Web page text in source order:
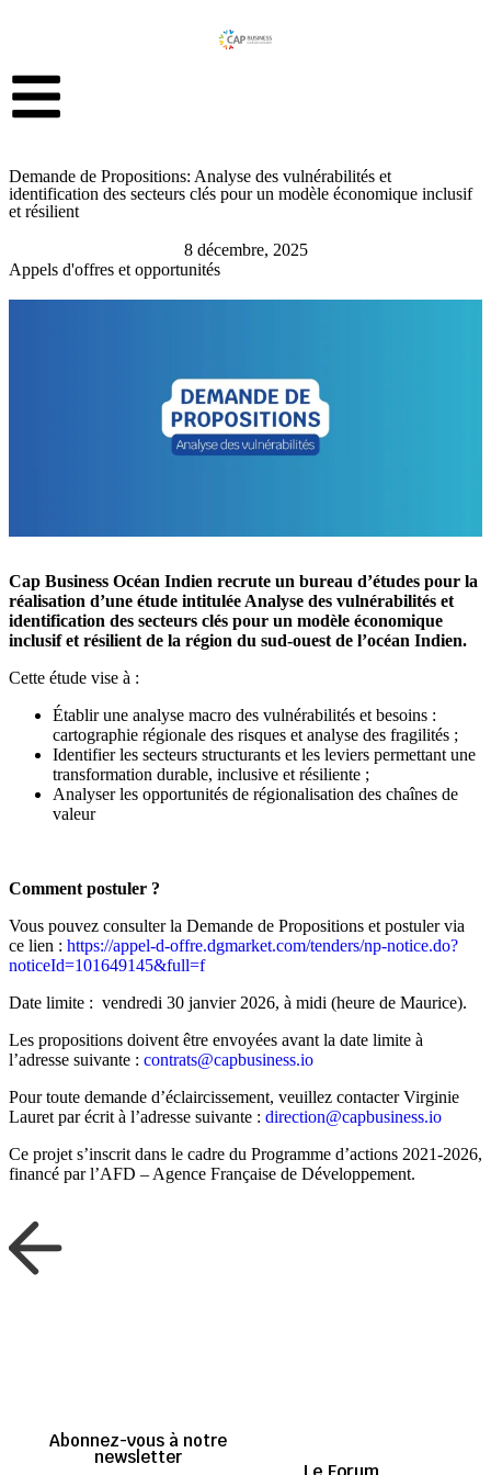
Demande de Propositions: Analyse des vulnérabilités et
identification des secteurs clés pour un modèle économique inclusif
et résilient
8 décembre, 2025
Appels d'offres et opportunités
Cap Business Océan Indien recrute un bureau d’études pour la
réalisation d’une étude intitulée Analyse des vulnérabilités et
identification des secteurs clés pour un modèle économique
inclusif et résilient de la région du sud-ouest de l’océan Indien.
Cette étude vise à :
Établir une analyse macro des vulnérabilités et besoins :
cartographie régionale des risques et analyse des fragilités ;
Identifier les secteurs structurants et les leviers permettant une
transformation durable, inclusive et résiliente ;
Analyser les opportunités de régionalisation des chaînes de
valeur
Comment postuler ?
Vous pouvez consulter la Demande de Propositions et postuler via
ce lien : https://appel-d-offre.dgmarket.com/tenders/np-notice.do?
noticeId=101649145&full=f
Date limite : vendredi 30 janvier 2026, à midi (heure de Maurice).
Les propositions doivent être envoyées avant la date limite à
l’adresse suivante : contrats@capbusiness.io
Pour toute demande d’éclaircissement, veuillez contacter Virginie
Lauret par écrit à l’adresse suivante : direction@capbusiness.io
Ce projet s’inscrit dans le cadre du Programme d’actions 2021-2026,
financé par l’AFD – Agence Française de Développement.
Abonnez-vous à notre
newsletter